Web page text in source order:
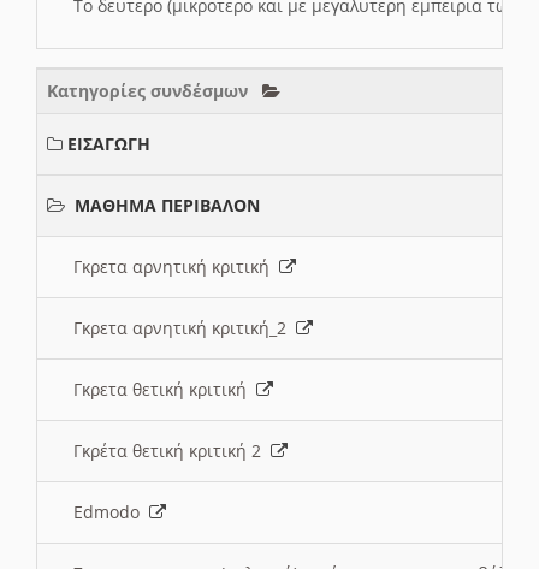
Το δευτερο (μικροτερο και με μεγαλυτερη εμπειρια
Κατηγορίες συνδέσμων
ΕΙΣΑΓΩΓΗ
ΜΑΘΗΜΑ ΠΕΡΙΒΑΛΟΝ
Γκρετα αρνητική κριτική
Γκρετα αρνητική κριτική_2
Γκρετα θετική κριτική
Γκρέτα θετική κριτική 2
Edmodo